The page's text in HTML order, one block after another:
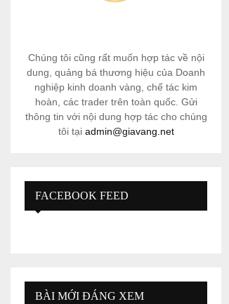
Chúng tôi cũng rất muốn hợp tác về nội
dung, quảng bá thương hiệu của Doanh
nghiệp kinh doanh vàng, chế tác kim
hoàn, các trader trên toàn quốc. Gửi
thông tin với nội dung hợp tác cho chúng
tôi tại admin@giavang.net
FACEBOOK FEED
BÀI MỚI ĐÁNG XEM